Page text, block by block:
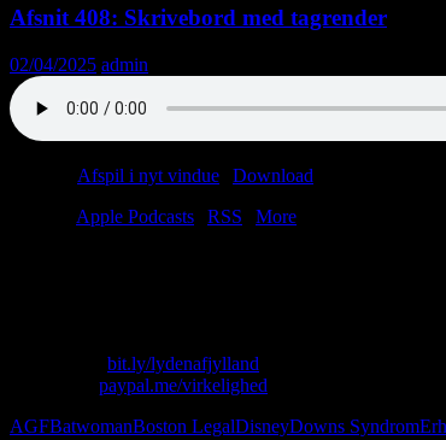
Afsnit 408: Skrivebord med tagrender
02/04/2025 admin
Afspil i nyt vindue Download
Apple Podcasts RSS
More
bit.ly/lydenafjylland
paypal.me/virkelighed
AGFBatwomanBoston LegalDisneyDowns Syndrom